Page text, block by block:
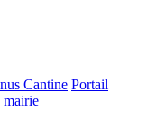
Cantine Portail
mairie